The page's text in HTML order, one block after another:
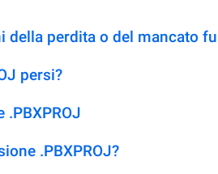
perdita o del mancato
persi?
.PBXPROJ?